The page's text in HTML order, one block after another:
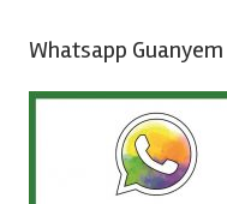
Whatsapp Guanyem